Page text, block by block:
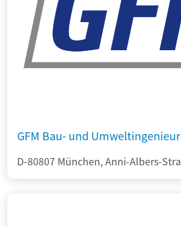
GFM Bau- und
D-80807 München, Anni-Albers-